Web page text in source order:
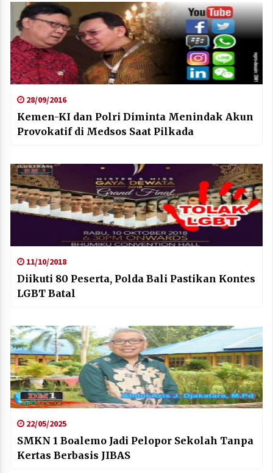
28/09/2016
Kemen-KI dan Polri Diminta Menindak Akun
Provokatif di Medsos Saat Pilkada
11/10/2018
Diikuti 80 Peserta, Polda Bali Pastikan Kontes
LGBT Batal
22/05/2025
SMKN 1 Boalemo Jadi Pelopor Sekolah Tanpa
Kertas Berbasis JIBAS